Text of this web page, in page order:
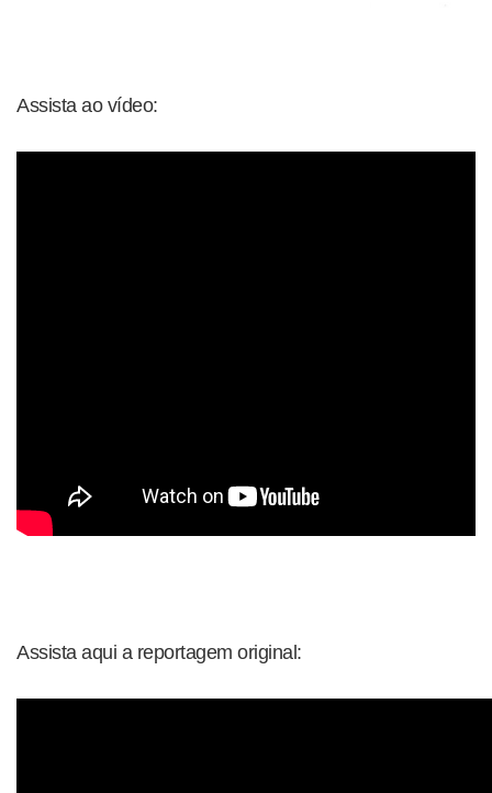
Assista ao vídeo:
Assista aqui a reportagem original: